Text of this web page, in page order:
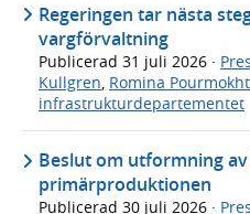
Regeringen tar nästa
vargförvaltning
Publicerad 31 juli 2026 ·
Kullgren Romina
infrastrukturdepartementet
Beslut om utformning
primärproduktionen
Publicerad 30 juli 2026 ·